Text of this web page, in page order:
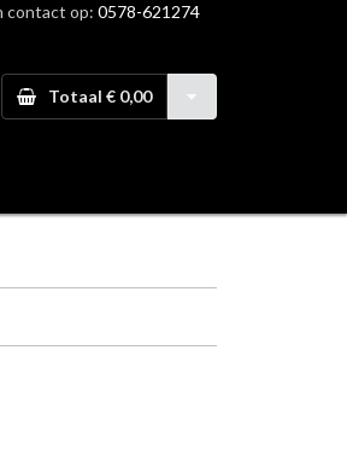
contact op: 0578-621274
Totaal € 0,00